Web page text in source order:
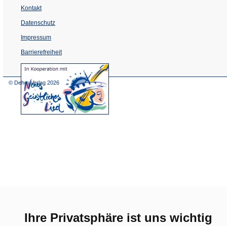
Ihre Privatsphäre ist uns wichtig
Kontakt
Datenschutz
Impressum
Barrierefreiheit
(Öffnet
in
© Dehm Verlag 2026